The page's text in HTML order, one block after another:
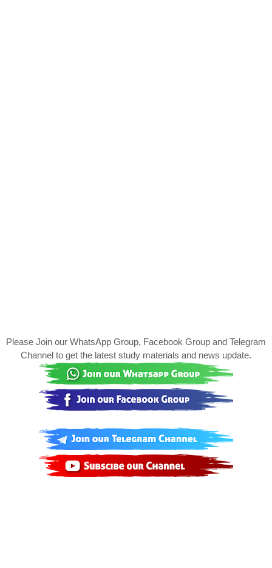
Please Join our WhatsApp Group, Facebook Group and Telegram
Channel to get the latest study materials and news update.